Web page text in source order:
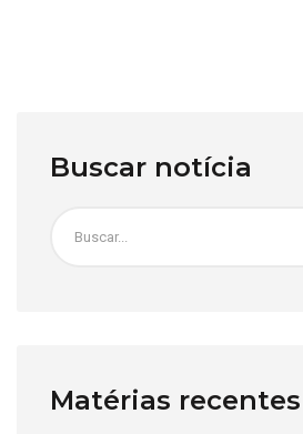
Buscar notícia
Matérias recentes